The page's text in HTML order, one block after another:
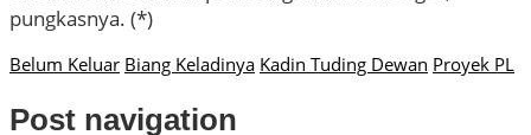
pungkasnya. (*)
Belum Keluar Biang Keladinya Kadin Tuding Dewan Proyek PL
Post navigation